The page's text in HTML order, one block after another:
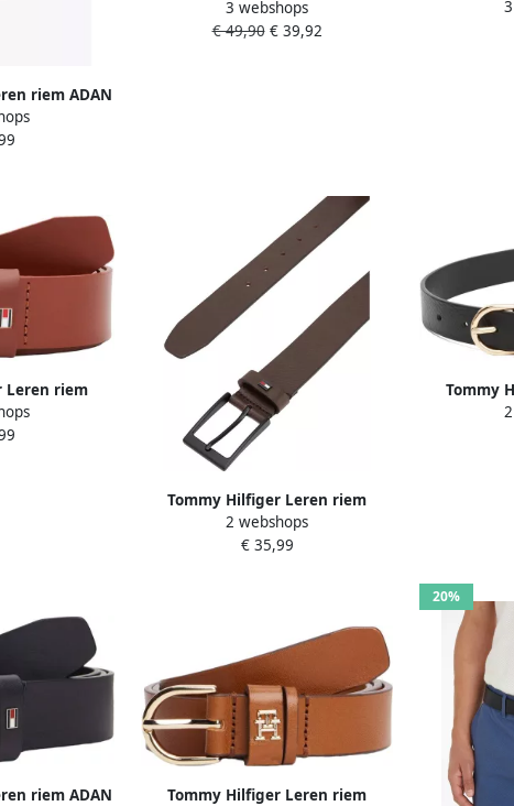
riem ADAN
logopatch
DENTON 3.5 EXT Eenvoudige
gesp metalen logo
3 webshops
€ 49,90€ 39,92
Denton
Leren riem
leren riem
gesp
Tommy Hilfiger Leren riem
LAYTON 3.5 Metalen patch
eenvoudige doornsluiting
2 webshops
€ 35,99
Tommy
ESSENTIAL
Logo-
riem ADAN
Tommy Hilfiger Leren riem
20%